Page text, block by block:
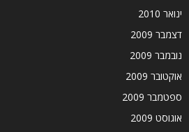
ינואר 2010
דצמבר 2009
נובמבר 2009
אוקטובר 2009
ספטמבר 2009
אוגוסט 2009